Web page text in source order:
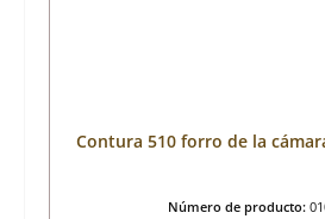
Contura 510 forro de la
Número de producto: